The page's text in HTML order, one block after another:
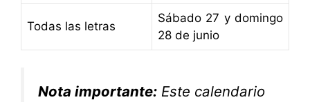
Todas las letras
Sábado 27 y domingo
28 de junio
Nota importante: Este calendario